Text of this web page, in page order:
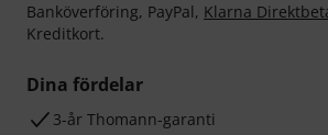
Banköverföring, PayPal, Klarna
Kreditkort.
Dina fördelar
3-år Thomann-garanti